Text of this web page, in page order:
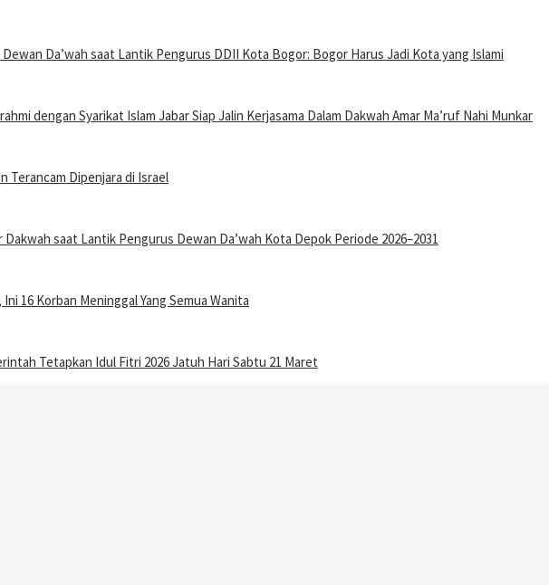
Da’wah saat Lantik Pengurus DDII Kota Bogor: Bogor Harus Jadi Kota yang Islami
dengan Syarikat Islam Jabar Siap Jalin Kerjasama Dalam Dakwah Amar Ma’ruf Nahi Munkar
Terancam Dipenjara di Israel
Dakwah saat Lantik Pengurus Dewan Da’wah Kota Depok Periode 2026–2031
16 Korban Meninggal Yang Semua Wanita
Tetapkan Idul Fitri 2026 Jatuh Hari Sabtu 21 Maret